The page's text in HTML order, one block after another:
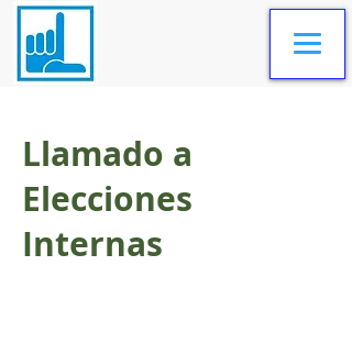
Llamado a
Elecciones
Internas